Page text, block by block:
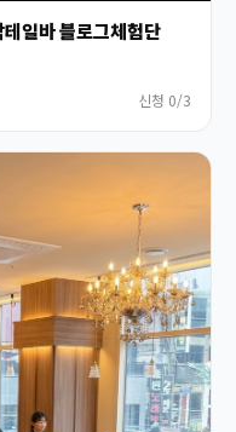
일바 블로그체험단
신청 0/3